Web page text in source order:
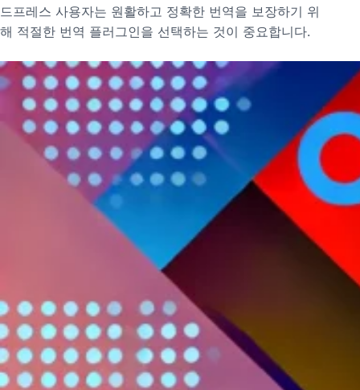
드프레스 사용자는 원활하고 정확한 번역을 보장하기 위
해 적절한 번역 플러그인을 선택하는 것이 중요합니다.